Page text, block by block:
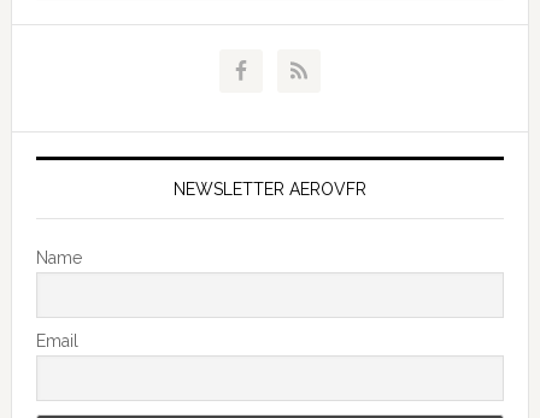
NEWSLETTER AEROVFR
Name
Email